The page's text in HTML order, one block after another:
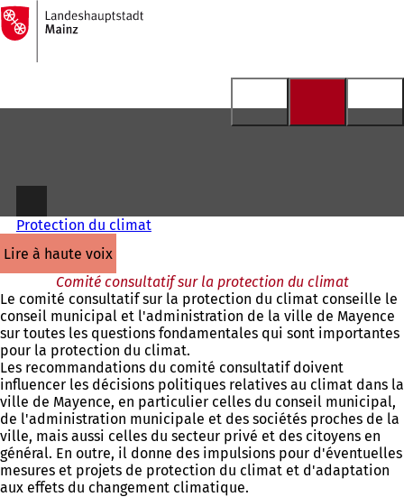
Accéder au contenu
Vers
la
page
d'accueil
Protection du climat
lire à haute voix
Comité consultatif sur la protection du climat
Le comité consultatif sur la protection du climat conseille le
conseil municipal et l'administration de la ville de Mayence
sur toutes les questions fondamentales qui sont importantes
pour la protection du climat.
Les recommandations du comité consultatif doivent
influencer les décisions politiques relatives au climat dans la
ville de Mayence, en particulier celles du conseil municipal,
de l'administration municipale et des sociétés proches de la
ville, mais aussi celles du secteur privé et des citoyens en
général. En outre, il donne des impulsions pour d'éventuelles
mesures et projets de protection du climat et d'adaptation
aux effets du changement climatique.